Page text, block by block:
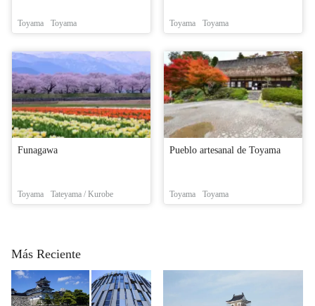
Toyama Toyama Toyama Toyama
Funagawa
Toyama Tateyama / Kurobe
Pueblo artesanal de Toyama
Toyama Toyama
Más Reciente